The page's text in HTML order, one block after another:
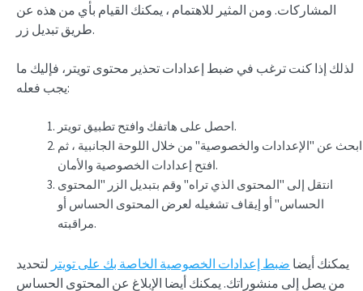
المشاركات. ومن المثير للاهتمام ، يمكنك القيام بأي من هذه عن
طريق تبديل زر.
لذلك إذا كنت ترغب في ضبط إعدادات تحذير محتوى تويتر، فإليك ما
يجب فعله:
احصل على هاتفك وافتح تطبيق تويتر.
ابحث عن "الإعدادات والخصوصية" من خلال اللوحة الجانبية ، ثم
افتح إعدادات الخصوصية والأمان.
انتقل إلى "المحتوى الذي تراه" وقم بتبديل الزر "المحتوى
الحساس" أو إيقاف تشغيله لعرض المحتوى الحساس أو
مراقبته.
يمكنك أيضا ضبط إعدادات الخصوصية الخاصة بك على تويتر لتحديد
من يصل إلى منشوراتك. يمكنك أيضا الإبلاغ عن المحتوى الحساس